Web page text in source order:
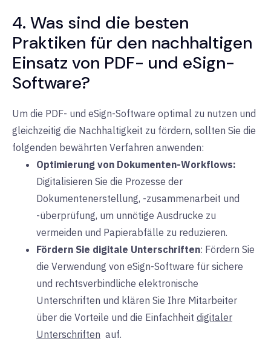
4. Was sind die besten
Praktiken für den nachhaltigen
Einsatz von PDF- und eSign-
Software?
Um die PDF- und eSign-Software optimal zu nutzen und
gleichzeitig die Nachhaltigkeit zu fördern, sollten Sie die
folgenden bewährten Verfahren anwenden:
Optimierung von Dokumenten-Workflows:
Digitalisieren Sie die Prozesse der
Dokumentenerstellung, -zusammenarbeit und
-überprüfung, um unnötige Ausdrucke zu
vermeiden und Papierabfälle zu reduzieren.
Fördern Sie digitale Unterschriften: Fördern Sie
die Verwendung von eSign-Software für sichere
und rechtsverbindliche elektronische
Unterschriften und klären Sie Ihre Mitarbeiter
über die Vorteile und die Einfachheit digitaler
Unterschriften auf.